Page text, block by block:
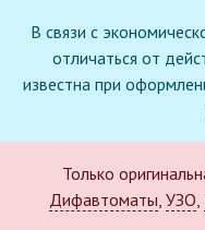
В связи с
отличаться от
известна при
Только
Дифавтоматы, УЗО,